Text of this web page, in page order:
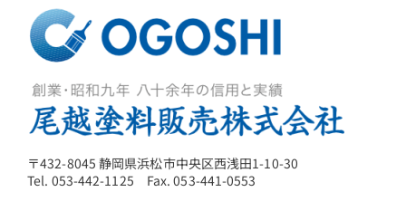
〒432-8045 静岡県浜松市中央区西浅田1-10-30
Tel. 053-442-1125 Fax. 053-441-0553